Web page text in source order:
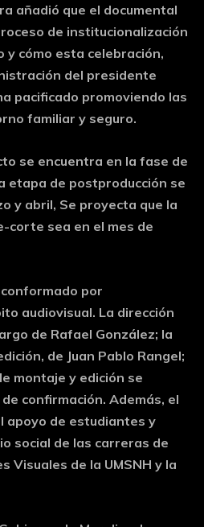
añadió que el documental
de institucionalización
y cómo esta celebración,
del presidente
pacificado promoviendo las
familiar y seguro.
se encuentra en la fase de
etapa de postproducción se
y abril, Se proyecta que la
corte sea en el mes de
por
audiovisual. La dirección
de Rafael González; la
de Juan Pablo Rangel;
montaje y edición se
confirmación. Además, el
apoyo de estudiantes y
social de las carreras de
Visuales de la UMSNH y la